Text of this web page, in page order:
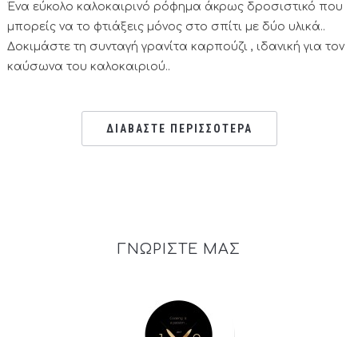
Ένα εύκολο καλοκαιρινό ρόφημα άκρως δροσιστικό που
μπορείς να το φτιάξεις μόνος στο σπίτι με δύο υλικά..
Δοκιμάστε τη συνταγή γρανίτα καρπούζι , ιδανική για τον
καύσωνα του καλοκαιριού..
ΔΙΑΒΑΣΤΕ ΠΕΡΙΣΣΟΤΕΡΑ
ΓΝΩΡΙΣΤΕ ΜΑΣ